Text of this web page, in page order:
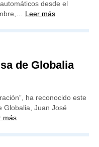
desde el
Leer más
de Globalia
ha reconocido este
Globalia, Juan José
más